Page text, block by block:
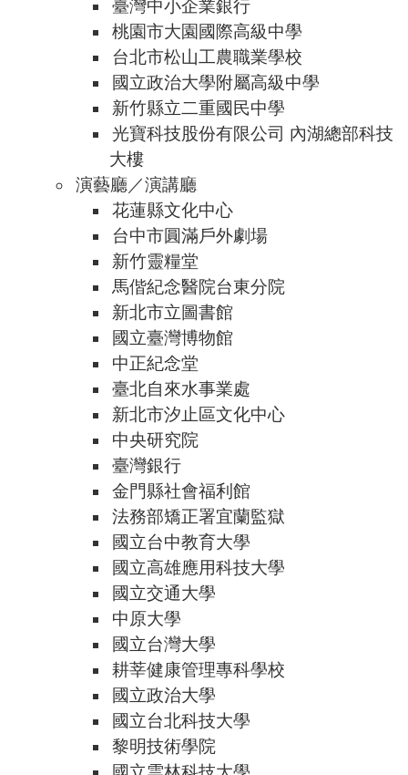
臺灣中小企業銀行
桃園市大園國際高級中學
台北市松山工農職業學校
國立政治大學附屬高級中學
新竹縣立二重國民中學
光寶科技股份有限公司 內湖總部科技
大樓
演藝廳／演講廳
花蓮縣文化中心
台中市圓滿戶外劇場
新竹靈糧堂
馬偕紀念醫院台東分院
新北市立圖書館
國立臺灣博物館
中正紀念堂
臺北自來水事業處
新北市汐止區文化中心
中央研究院
臺灣銀行
金門縣社會福利館
法務部矯正署宜蘭監獄
國立台中教育大學
國立高雄應用科技大學
國立交通大學
中原大學
國立台灣大學
耕莘健康管理專科學校
國立政治大學
國立台北科技大學
黎明技術學院